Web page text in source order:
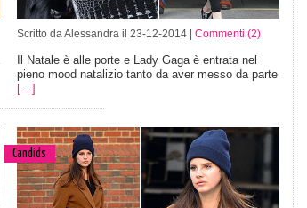
Scritto da Alessandra il 23-12-2014 | Commenti (2)
Il Natale è alle porte e Lady Gaga è entrata nel
pieno mood natalizio tanto da aver messo da parte
[…]
Candids